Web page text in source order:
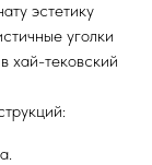
эстетику
уголки
хай-тековский